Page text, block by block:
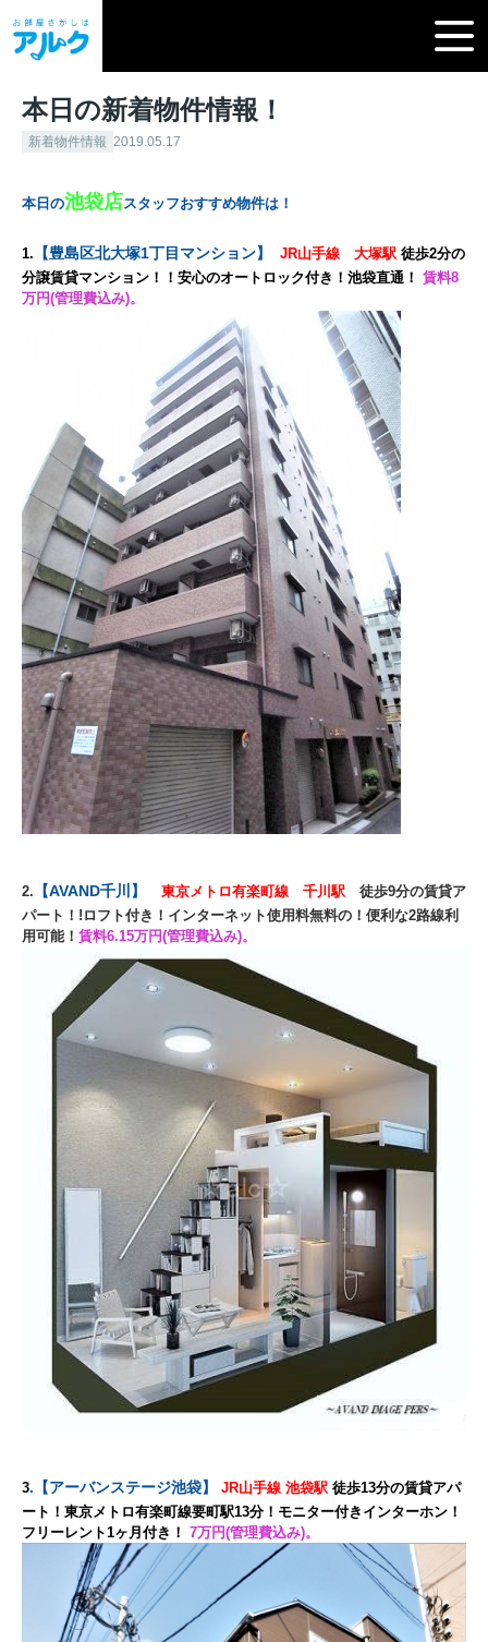
本日の新着物件情報！
新着物件情報 2019.05.17
本日の池袋店スタッフおすすめ物件は！
1. 【豊島区北大塚1丁目マンション】 JR山手線 大塚駅 徒歩2分の
分譲賃貸マンション！！安心のオートロック付き！池袋直通！ 賃料8
万円(管理費込み)。
2. 【AVAND千川】 東京メトロ有楽町線 千川駅 徒歩9分の賃貸ア
パート！!ロフト付き！インターネット使用料無料の！便利な2路線利
用可能！ 賃料6.15万円(管理費込み)。
3. 【アーバンステージ池袋】 JR山手線 池袋駅 徒歩13分の賃貸アパ
ート！東京メトロ有楽町線要町駅13分！モニター付きインターホン ！
フリーレント1ヶ月付き ！ 7万円(管理費込み)。